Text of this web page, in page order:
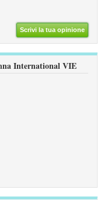
Scrivi la tua opinione
International VIE